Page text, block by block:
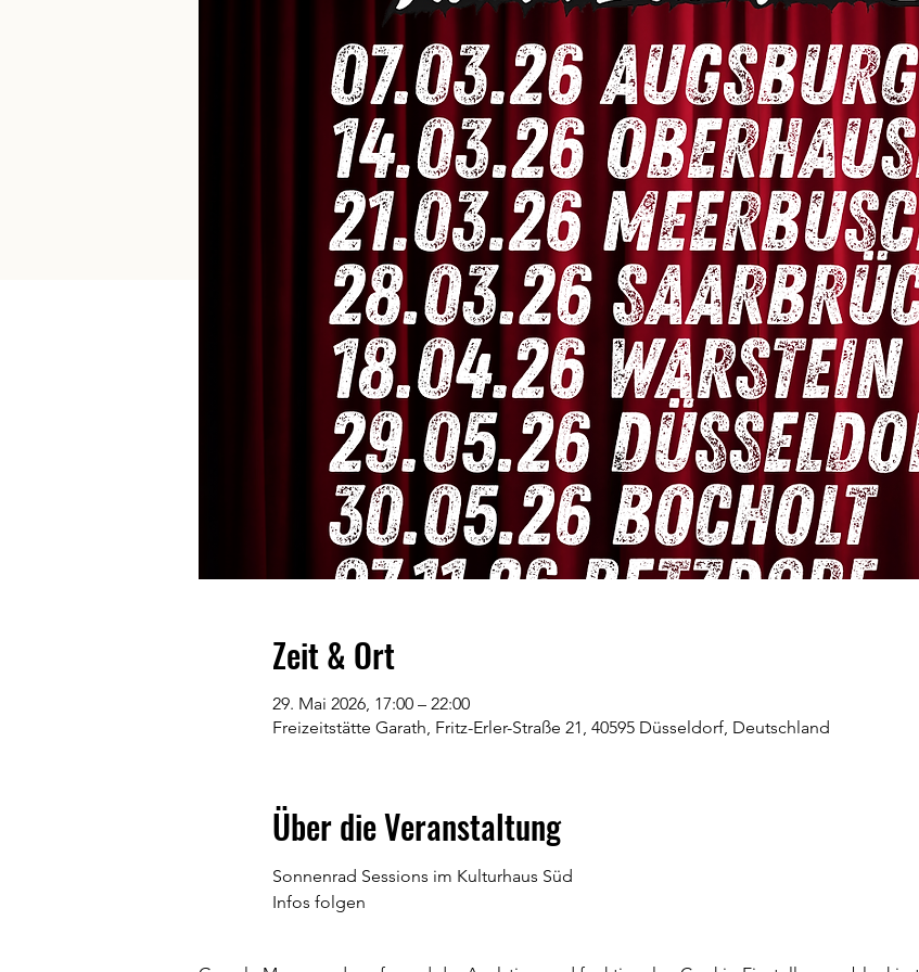
Zeit & Ort
29. Mai 2026, 17:00 – 22:00
Freizeitstätte Garath, Fritz-Erler-Straße 21, 40595 Düsseldorf, Deutschland
Über die Veranstaltung
Sonnenrad Sessions im Kulturhaus Süd
Infos folgen